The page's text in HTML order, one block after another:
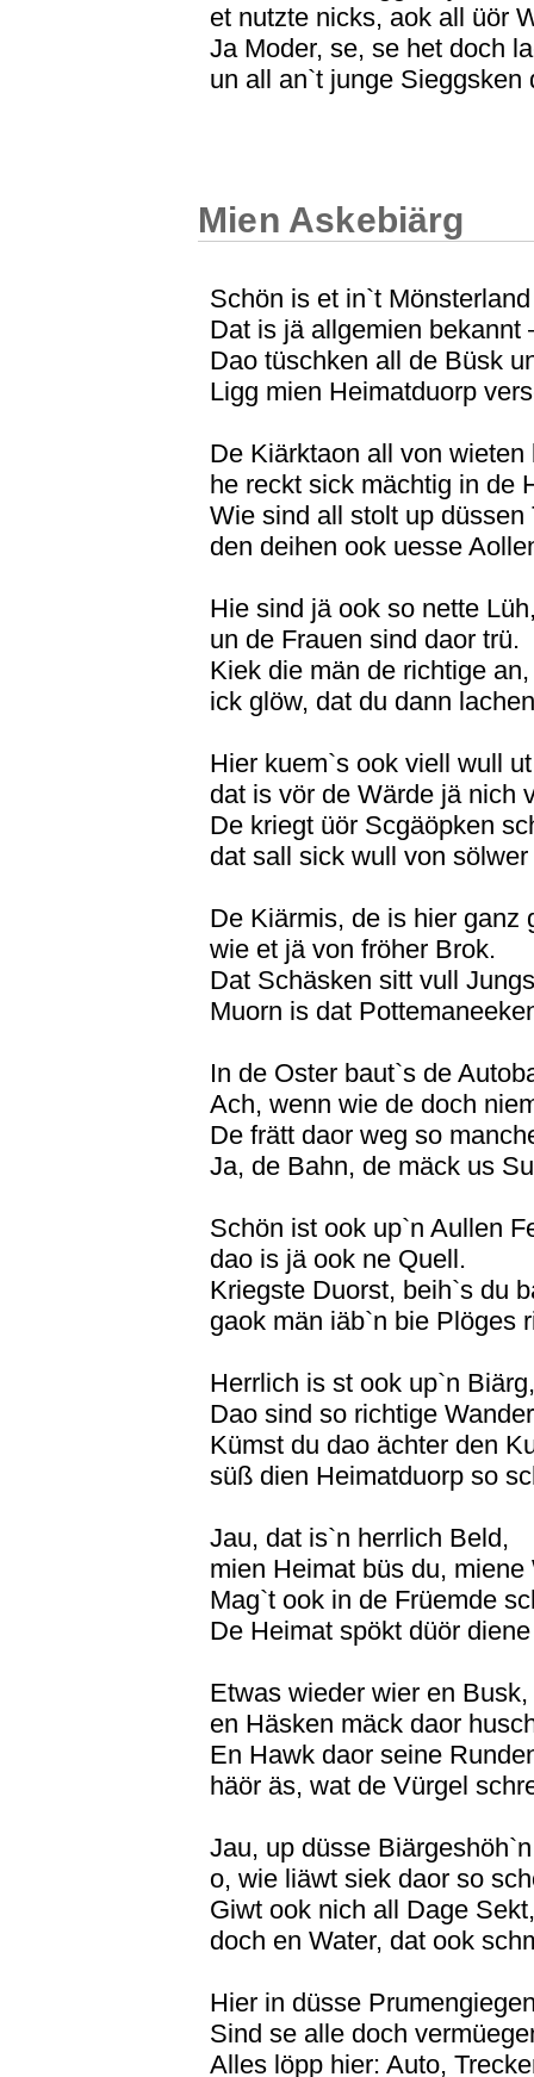
et nutzte nicks, aok all üör
Ja Moder, se, se het doch
un all an`t junge Sieggsken
Mien Askebiärg
Schön is et in`t
Dat is jä allgemien bekannt
Dao tüschken all de Büsk
Ligg mien Heimatduorp
De Kiärktaon all von wieten
he reckt sick mächtig in de
Wie sind all stolt up düssen
den deihen ook uesse
Hie sind jä ook so nette
un de Frauen sind daor trü.
Kiek die män de richtige an,
ick glöw, dat du dann
Hier kuem`s ook viell wull
dat is vör de Wärde jä nich
De kriegt üör Scgäöpken
dat sall sick wull von
De Kiärmis, de is hier ganz
wie et jä von fröher Brok.
Dat Schäsken sitt vull
Muorn is dat
In de Oster baut`s de
Ach, wenn wie de doch
De frätt daor weg so
Ja, de Bahn, de mäck us
Schön ist ook up`n Aullen
dao is jä ook ne Quell.
Kriegste Duorst, beih`s du
gaok män iäb`n bie Plöges
Herrlich is st ook up`n Biärg,
Dao sind so richtige
Kümst du dao ächter den
süß dien Heimatduorp so
Jau, dat is`n herrlich Beld,
mien Heimat büs du, miene
Mag`t ook in de Früemde
De Heimat spökt düör
Etwas wieder wier en Busk,
en Häsken mäck daor
En Hawk daor seine
häör äs, wat de Vürgel
Jau, up düsse
o, wie liäwt siek daor so
Giwt ook nich all Dage Sekt,
doch en Water, dat ook
Hier in düsse
Sind se alle doch
Alles löpp hier: Auto,